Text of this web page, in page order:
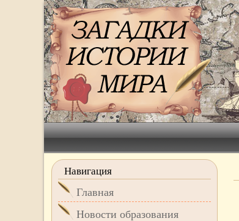
Навигация
Главная
Новости образования